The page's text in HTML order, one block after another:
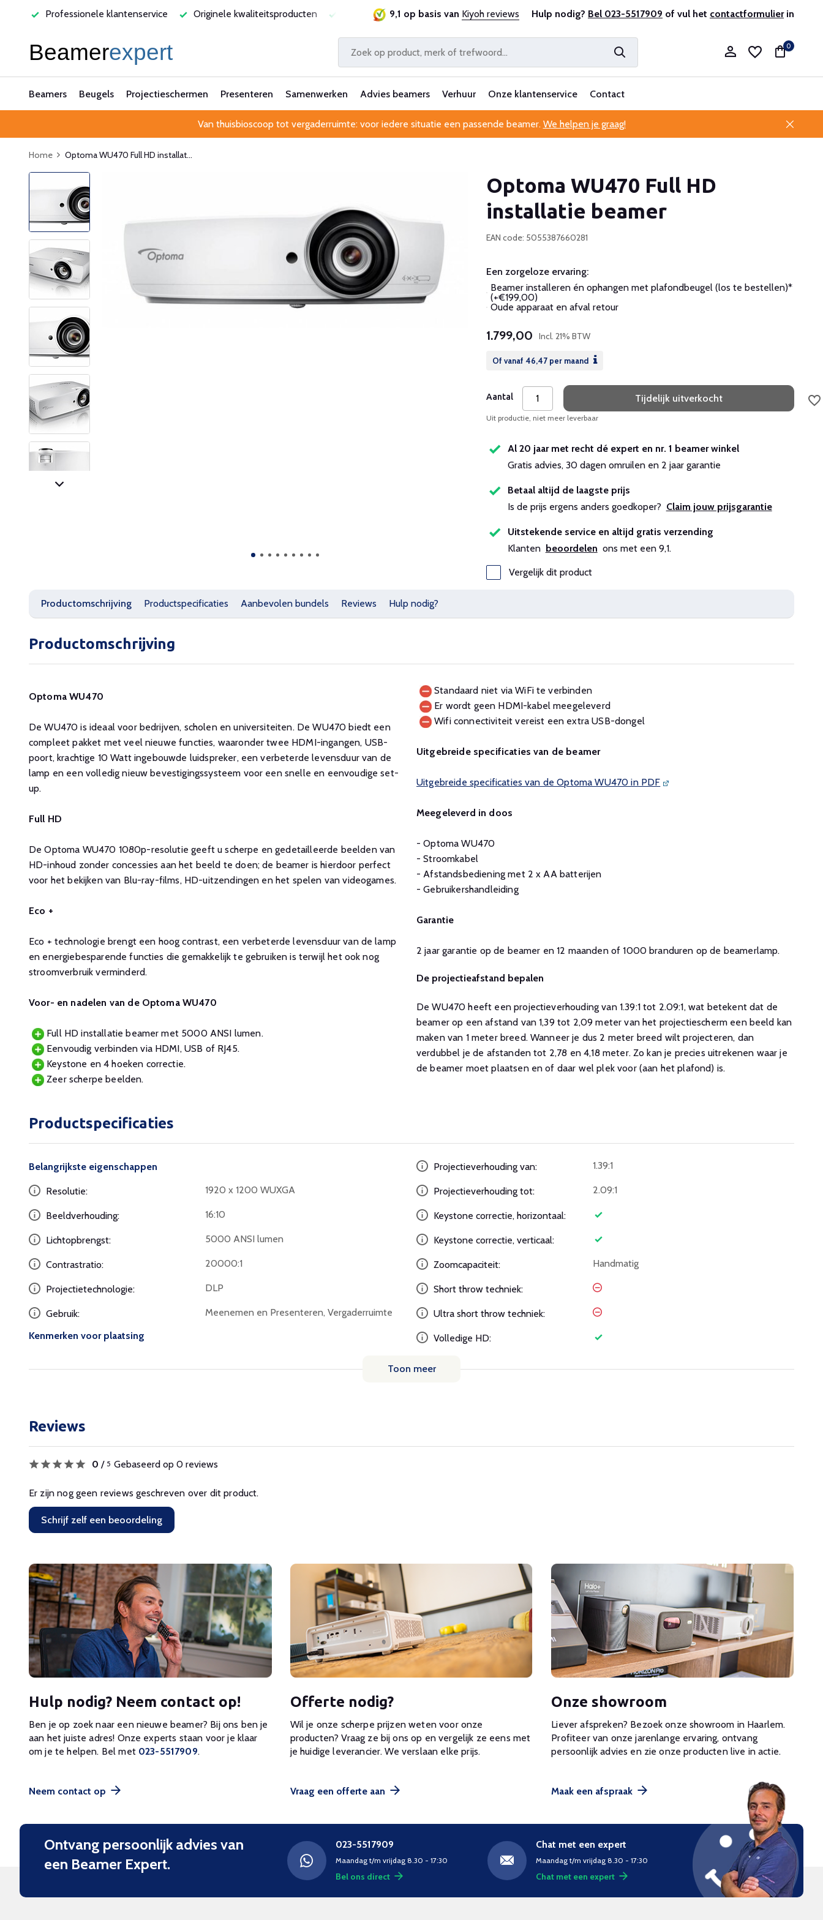
Professionele klantenservice Originele kwaliteitsproducten Laagste prijsgarantie Al 25 jaar betrouwbaar en ervaren Professionele klantenservice
9,1 op basis van Kiyoh reviews Hulp nodig? Bel 023-5517909 of vul het contactformulierin
Account aanmaken
0
Beamers Beugels Projectieschermen Presenteren Samenwerken Advies beamers Verhuur Onze klantenservice Contact
Van thuisbioscoop tot vergaderruimte: voor iedere situatie een passende beamer. We helpen je graag!
Home Optoma WU470 Full HD installat...
Optoma WU470 Full HD
installatie beamer
EAN code: 5055387660281
Een zorgeloze ervaring:
Beamer installeren én ophangen met plafondbeugel (los te bestellen)*
(+€199,00)
Oude apparaat en afval retour
1.799,00 Incl. 21% BTW
Of vanaf 46,47per maand
Aantal Tijdelijk uitverkocht
Uit productie, niet meer leverbaar
Al 20 jaar met recht dé expert en nr. 1 beamer winkel
Gratis advies, 30 dagen omruilen en 2 jaar garantie
Betaal altijd de laagste prijs
Is de prijs ergens anders goedkoper? Claim jouw prijsgarantie
Uitstekende service en altijd gratis verzending
Klanten beoordelen ons met een 9,1.
Vergelijk dit product
Productomschrijving Productspecificaties Aanbevolen bundels Reviews Hulp nodig?
Productomschrijving
Optoma WU470
De WU470 is ideaal voor bedrijven, scholen en universiteiten. De WU470 biedt een
compleet pakket met veel nieuwe functies, waaronder twee HDMI-ingangen, USB-
poort, krachtige 10 Watt ingebouwde luidspreker, een verbeterde levensduur van de
lamp en een volledig nieuw bevestigingssysteem voor een snelle en eenvoudige set-
up.
Full HD
De Optoma WU470 1080p-resolutie geeft u scherpe en gedetailleerde beelden van
HD-inhoud zonder concessies aan het beeld te doen; de beamer is hierdoor perfect
voor het bekijken van Blu-ray-films, HD-uitzendingen en het spelen van videogames.
Eco +
Eco + technologie brengt een hoog contrast, een verbeterde levensduur van de lamp
en energiebesparende functies die gemakkelijk te gebruiken is terwijl het ook nog
stroomverbruik verminderd.
Voor- en nadelen van de Optoma WU470
Full HD installatie beamer met 5000 ANSI lumen.
Eenvoudig verbinden via HDMI, USB of RJ45.
Keystone en 4 hoeken correctie.
Zeer scherpe beelden.
Standaard niet via WiFi te verbinden
Er wordt geen HDMI-kabel meegeleverd
Wifi connectiviteit vereist een extra USB-dongel
Uitgebreide specificaties van de beamer
Uitgebreide specificaties van de Optoma WU470 in PDF
Meegeleverd in doos
- Optoma WU470
- Stroomkabel
- Afstandsbediening met 2 x AA batterijen
- Gebruikershandleiding
Garantie
2 jaar garantie op de beamer en 12 maanden of 1000 branduren op de beamerlamp.
De projectieafstand bepalen
De WU470 heeft een projectieverhouding van 1.39:1 tot 2.09:1, wat betekent dat de
beamer op een afstand van 1,39 tot 2,09 meter van het projectiescherm een beeld kan
maken van 1 meter breed. Wanneer je dus 2 meter breed wilt projecteren, dan
verdubbel je de afstanden tot 2,78 en 4,18 meter. Zo kan je precies uitrekenen waar je
de beamer moet plaatsen en of daar wel plek voor (aan het plafond) is.
Productspecificaties
Belangrijkste eigenschappen
Resolutie: 1920 x 1200 WUXGA
Beeldverhouding: 16:10
Lichtopbrengst: 5000 ANSI lumen
Contrastratio: 20000:1
Projectietechnologie: DLP
Gebruik:
Meenemen en Presenteren, Vergaderruimte
Kenmerken voor plaatsing
Projectieverhouding van: 1.39:1
Projectieverhouding tot: 2.09:1
Keystone correctie, horizontaal:
Keystone correctie, verticaal:
Zoomcapaciteit: Handmatig
Short throw techniek:
Ultra short throw techniek:
Volledige HD:
Toon meer
Reviews
0 / 5 Gebaseerd op 0 reviews
Er zijn nog geen reviews geschreven over dit product.
Schrijf zelf een beoordeling
Hulp nodig? Neem contact op!
Ben je op zoek naar een nieuwe beamer? Bij ons ben je
aan het juiste adres! Onze experts staan voor je klaar
om je te helpen. Bel met 023-5517909.
Neem contact op
Offerte nodig?
Wil je onze scherpe prijzen weten voor onze
producten? Vraag ze bij ons op en vergelijk ze eens met
je huidige leverancier. We verslaan elke prijs.
Vraag een offerte aan
Onze showroom
Liever afspreken? Bezoek onze showroom in Haarlem.
Profiteer van onze jarenlange ervaring, ontvang
persoonlijk advies en zie onze producten live in actie.
Maak een afspraak
Ontvang persoonlijk advies van
een Beamer Expert.
023-5517909
Maandag t/m vrijdag 8.30 - 17:30
Bel ons direct
Chat met een expert
Maandag t/m vrijdag 8.30 - 17:30
Chat met een expert